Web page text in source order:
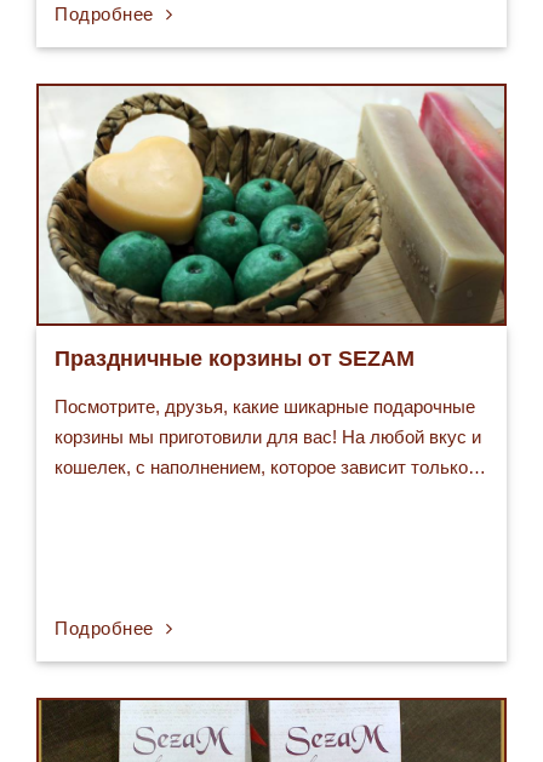
Подробнее
Праздничные корзины от SEZAM
Посмотрите, друзья, какие шикарные подарочные
корзины мы приготовили для вас! На любой вкус и
кошелек, с наполнением, которое зависит только…
Подробнее